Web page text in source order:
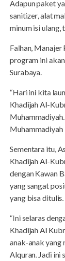
Adapun paket
sanitizer, alat
minum isi ulang,
Falhan,
program ini
Surabaya.
“Hari ini kita
Khadijah Al-
Muhammadiyah
Sementara itu,
Khadijah Al-
dengan Kawan
yang sangat
yang bisa ditulis.
“Ini selaras
Khadijah Al
anak-anak yang
Alquran. Jadi ini